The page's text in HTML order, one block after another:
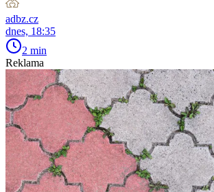
adbz.cz
dnes, 18:35
2 min
Reklama